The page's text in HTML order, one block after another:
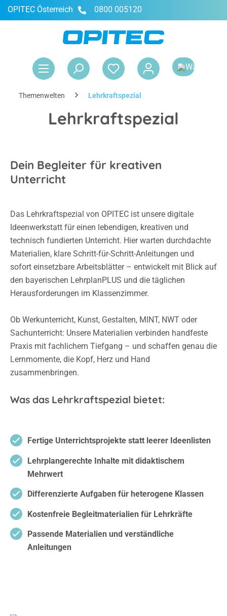
springen
OPITEC Österreich 0800 005120
Themenwelten Lehrkraftspezial
Lehrkraftspezial
Dein Begleiter für kreativen
Unterricht
Das Lehrkraftspezial von OPITEC ist unsere digitale
Ideenwerkstatt für einen lebendigen, kreativen und
technisch fundierten Unterricht. Hier warten durchdachte
Materialien, klare Schritt-für-Schritt-Anleitungen und
sofort einsetzbare Arbeitsblätter – entwickelt mit Blick auf
den bayerischen LehrplanPLUS und die täglichen
Herausforderungen im Klassenzimmer.
Ob Werkunterricht, Kunst, Gestalten, MINT, NWT oder
Sachunterricht: Unsere Materialien verbinden handfeste
Praxis mit fachlichem Tiefgang – und schaffen genau die
Lernmomente, die Kopf, Herz und Hand
zusammenbringen.
Was das Lehrkraftspezial bietet:
Fertige Unterrichtsprojekte statt leerer Ideenlisten
Lehrplangerechte Inhalte mit didaktischem
Mehrwert
Differenzierte Aufgaben für heterogene Klassen
Kostenfreie Begleitmaterialien für Lehrkräfte
Passende Materialien und verständliche
Anleitungen